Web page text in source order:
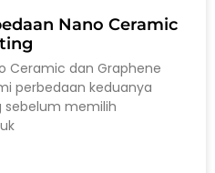
Nano Ceramic
Ceramic dan Graphene
perbedaan keduanya
sebelum memilih